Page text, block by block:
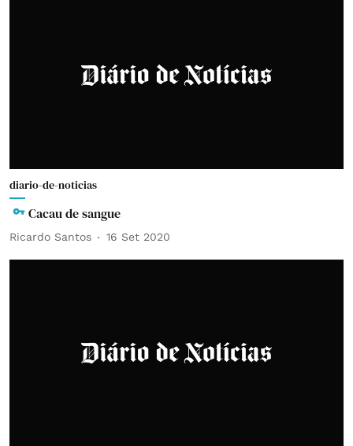
diario-de-noticias
Cacau de sangue
Ricardo Santos 16 Set 2020